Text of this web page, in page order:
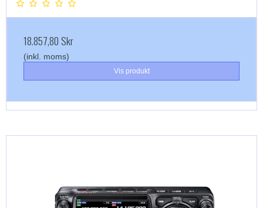
18.857,80 Skr
(inkl. moms)
Vis produkt